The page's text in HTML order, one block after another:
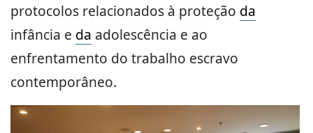
protocolos relacionados à proteção da
infância e da adolescência e ao
enfrentamento do trabalho escravo
contemporâneo.